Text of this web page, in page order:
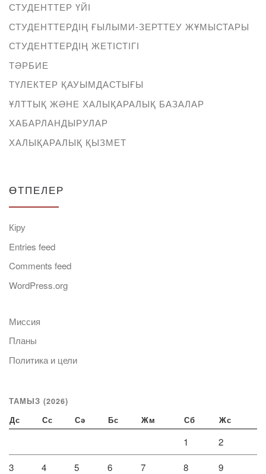
СТУДЕНТТЕР ҮЙІ
СТУДЕНТТЕРДІҢ ҒЫЛЫМИ-ЗЕРТТЕУ ЖҰМЫСТАРЫ
СТУДЕНТТЕРДІҢ ЖЕТІСТІГІ
ТӘРБИЕ
ТҮЛЕКТЕР ҚАУЫМДАСТЫҒЫ
ҰЛТТЫҚ ЖӘНЕ ХАЛЫҚАРАЛЫҚ БАЗАЛАР
ХАБАРЛАНДЫРУЛАР
ХАЛЫҚАРАЛЫҚ ҚЫЗМЕТ
ӨТПЕЛЕР
Кіру
Entries feed
Comments feed
WordPress.org
Миссия
Планы
Политика и цели
ТАМЫЗ (2026)
Дс Сс Сә Бс Жм Сб Жс
1 2
3 4 5 6 7 8 9